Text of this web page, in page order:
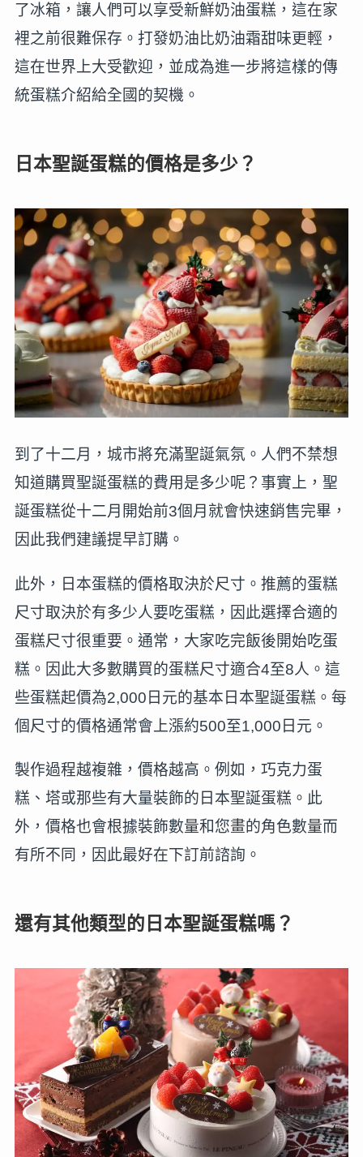
了冰箱，讓人們可以享受新鮮奶油蛋糕，這在家
裡之前很難保存。打發奶油比奶油霜甜味更輕，
這在世界上大受歡迎，並成為進一步將這樣的傳
統蛋糕介紹給全國的契機。
日本聖誕蛋糕的價格是多少？
到了十二月，城市將充滿聖誕氣氛。人們不禁想
知道購買聖誕蛋糕的費用是多少呢？事實上，聖
誕蛋糕從十二月開始前3個月就會快速銷售完畢，
因此我們建議提早訂購。
此外，日本蛋糕的價格取決於尺寸。推薦的蛋糕
尺寸取決於有多少人要吃蛋糕，因此選擇合適的
蛋糕尺寸很重要。通常，大家吃完飯後開始吃蛋
糕。因此大多數購買的蛋糕尺寸適合4至8人。這
些蛋糕起價為2,000日元的基本日本聖誕蛋糕。每
個尺寸的價格通常會上漲約500至1,000日元。
製作過程越複雜，價格越高。例如，巧克力蛋
糕、塔或那些有大量裝飾的日本聖誕蛋糕。此
外，價格也會根據裝飾數量和您畫的角色數量而
有所不同，因此最好在下訂前諮詢。
還有其他類型的日本聖誕蛋糕嗎？